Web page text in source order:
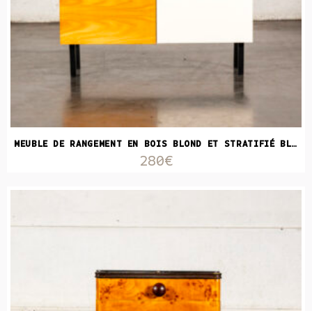
MEUBLE DE RANGEMENT EN BOIS BLOND ET STRATIFIÉ BLANC
280€